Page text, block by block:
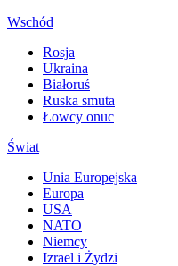
Wschód
Rosja
Ukraina
Białoruś
Ruska smuta
Łowcy onuc
Świat
Unia Europejska
Europa
USA
NATO
Niemcy
Izrael i Żydzi